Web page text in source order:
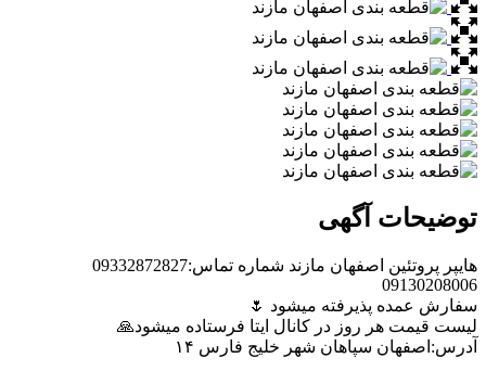
توضیحات آگهی
هایپر پروتئین اصفهان مازند شماره تماس:09332872827
09130208006
سفارش عمده پذیرفته میشود 🌷
لیست قیمت هر روز در کانال ایتا فرستاده میشود🙏
آدرس:اصفهان سپاهان شهر خلیج فارس ۱۴